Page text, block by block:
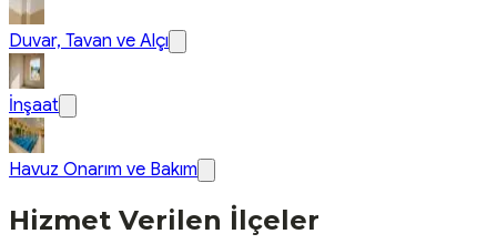
Duvar, Tavan ve Alçı
İnşaat
Havuz Onarım ve Bakım
Hizmet Verilen İlçeler